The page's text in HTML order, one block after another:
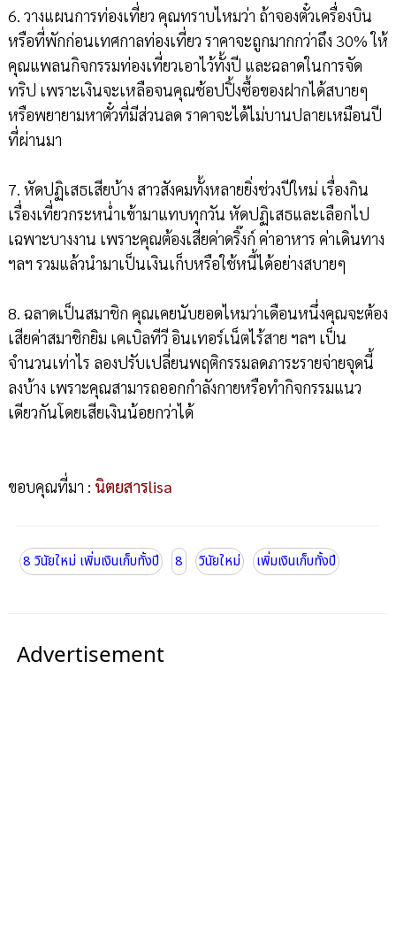
6. วางแผนการท่องเที่ยว คุณทราบไหมว่า ถ้าจองตั๋วเครื่องบิน
หรือที่พักก่อนเทศกาลท่องเที่ยว ราคาจะถูกมากกว่าถึง 30% ให้
คุณแพลนกิจกรรมท่องเที่ยวเอาไว้ทั้งปี และฉลาดในการจัด
ทริป เพราะเงินจะเหลือจนคุณช้อปปิ้งซื้อของฝากได้สบายๆ
หรือพยายามหาตั๋วที่มีส่วนลด ราคาจะได้ไม่บานปลายเหมือนปี
ที่ผ่านมา
7. หัดปฏิเสธเสียบ้าง สาวสังคมทั้งหลายยิ่งช่วงปีใหม่ เรื่องกิน
เรื่องเที่ยวกระหน่ำเข้ามาแทบทุกวัน หัดปฏิเสธและเลือกไป
เฉพาะบางงาน เพราะคุณต้องเสียค่าดริ๊งก์ ค่าอาหาร ค่าเดินทาง
ฯลฯ รวมแล้วนำมาเป็นเงินเก็บหรือใช้หนี้ได้อย่างสบายๆ
8. ฉลาดเป็นสมาชิก คุณเคยนับยอดไหมว่าเดือนหนึ่งคุณจะต้อง
เสียค่าสมาชิกยิม เคเบิลทีวี อินเทอร์เน็ตไร้สาย ฯลฯ เป็น
จำนวนเท่าไร ลองปรับเปลี่ยนพฤติกรรมลดภาระรายจ่ายจุดนี้
ลงบ้าง เพราะคุณสามารถออกกำลังกายหรือทำกิจกรรมแนว
เดียวกันโดยเสียเงินน้อยกว่าได้
ขอบคุณที่มา : นิตยสารlisa
8 วินัยใหม่ เพิ่มเงินเก็บทั้งปี 8 วินัยใหม่ เพิ่มเงินเก็บทั้งปี
Advertisement